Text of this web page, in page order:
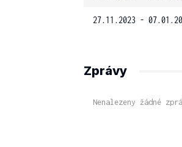
27.11.2023 -
Zprávy
Nenalezeny žádné